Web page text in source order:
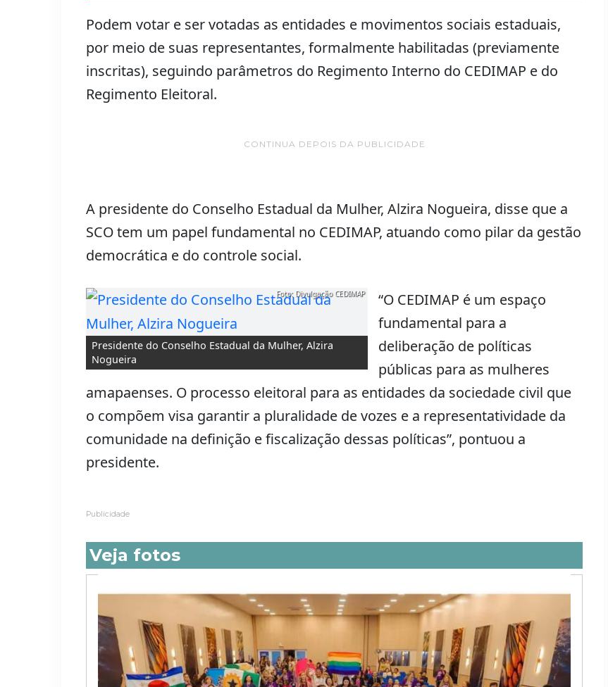
Podem votar e ser votadas as entidades e movimentos sociais estaduais,
por meio de suas representantes, formalmente habilitadas (previamente
inscritas), seguindo parâmetros do Regimento Interno do CEDIMAP e do
Regimento Eleitoral.
CONTINUA DEPOIS DA PUBLICIDADE
A presidente do Conselho Estadual da Mulher, Alzira Nogueira, disse que a
SCO tem um papel fundamental no CEDIMAP, atuando como pilar da gestão
democrática e do controle social.
Presidente do Conselho Estadual da Mulher, Alzira
Nogueira
Foto: Divulgação CEDIMAP
“O CEDIMAP é um espaço
fundamental para a
deliberação de políticas
públicas para as mulheres
amapaenses. O processo eleitoral para as entidades da sociedade civil que
o compõem visa garantir a pluralidade de vozes e a representatividade da
comunidade na definição e fiscalização dessas políticas”, pontuou a
presidente.
Publicidade
Veja fotos